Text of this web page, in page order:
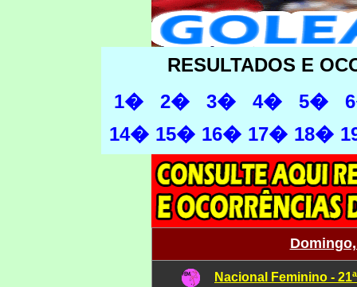
RESULTADOS E
1�
2� 3� 4� 5�
14� 15� 16� 17� 18�
Nacional Feminino -